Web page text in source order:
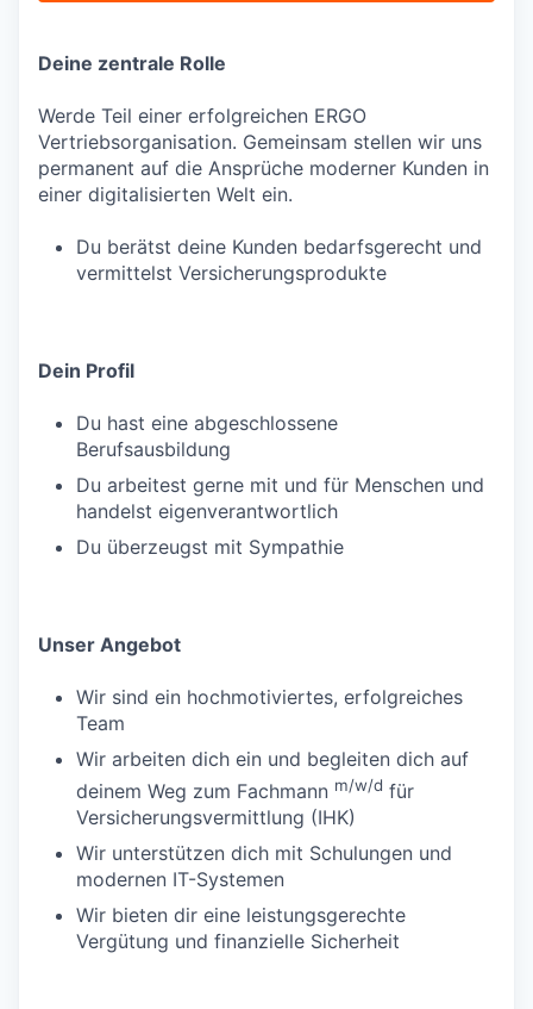
Deine zentrale Rolle
Werde Teil einer erfolgreichen ERGO
Vertriebsorganisation. Gemeinsam stellen wir uns
permanent auf die Ansprüche moderner Kunden in
einer digitalisierten Welt ein.
Du berätst deine Kunden bedarfsgerecht und
vermittelst Versicherungsprodukte
Dein Profil
Du hast eine abgeschlossene
Berufsausbildung
Du arbeitest gerne mit und für Menschen und
handelst eigenverantwortlich
Du überzeugst mit Sympathie
Unser Angebot
Wir sind ein hochmotiviertes, erfolgreiches
Team
Wir arbeiten dich ein und begleiten dich auf
deinem Weg zum Fachmann m/w/d für
Versicherungsvermittlung (IHK)
Wir unterstützen dich mit Schulungen und
modernen IT-Systemen
Wir bieten dir eine leistungsgerechte
Vergütung und finanzielle Sicherheit